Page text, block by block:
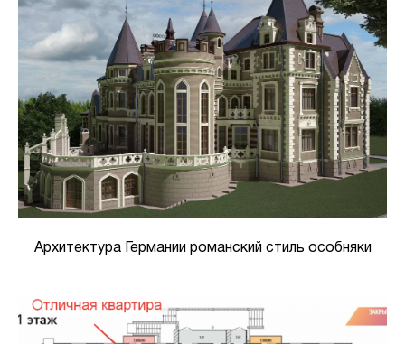
Архитектура Германии романский стиль особняки